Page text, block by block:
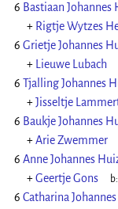
6 Bastiaan
+ Rigtje Wytzes
6 Grietje Johannes
+
Lieuwe Lubach
6 Tjalling Johannes
+Jisseltje
6 Baukje Johannes
+Arie Zwemmer
6 Anne Johannes
+Geertje Gons b:
6 Catharina